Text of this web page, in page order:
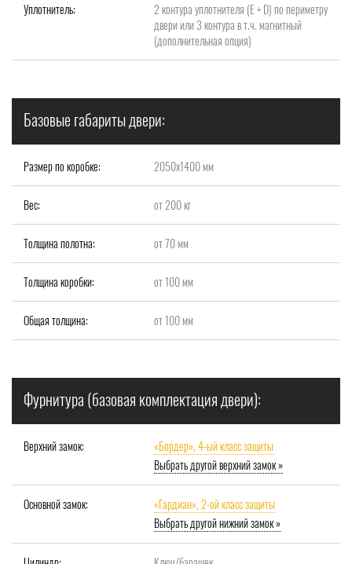
Уплотнитель:
2 контура уплотнителя (Е + D) по периметру
двери или 3 контура в т.ч. магнитный
(дополнительная опция)
Базовые габариты двери:
Размер по коробке: 2050х1400 мм
Вес: от 200 кг
Толщина полотна: от 70 мм
Толщина коробки: от 100 мм
Общая толщина: от 100 мм
Фурнитура (базовая комплектация двери):
Верхний замок:
«Бордер», 4-ый класс защиты
Выбрать другой верхний замок »
Основной замок:
«Гардиан», 2-ой класс защиты
Выбрать другой нижний замок »